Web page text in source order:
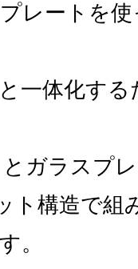
レートを
一体化す
ガラスプ
ト構造で組
。